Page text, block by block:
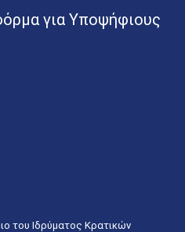
για Υποψήφιους
του Ιδρύματος Κρατικών